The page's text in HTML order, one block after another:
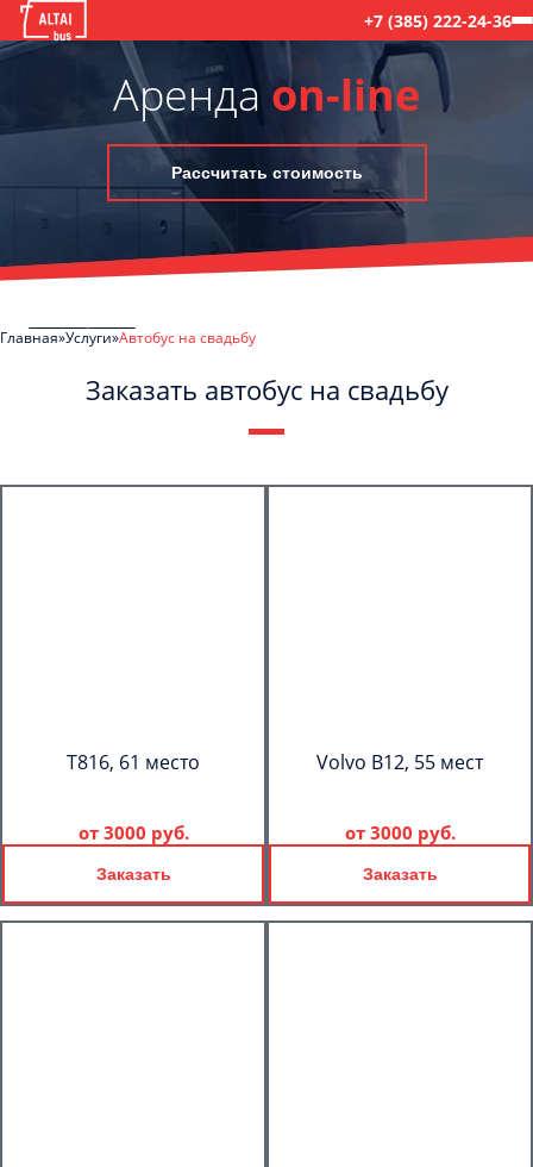
+7 (385) 222-24-36
Аренда on-line
Рассчитать стоимость
Главная Услуги Автобус на свадьбу
Заказать автобус на свадьбу
T816, 61 место
от 3000 руб.
Заказать
Volvo B12, 55 мест
от 3000 руб.
Заказать
обработку моих Персональных данных